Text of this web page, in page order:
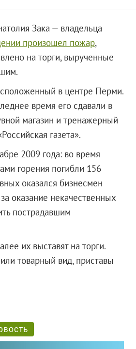
Зака — владельца
произошел пожар,
на торги, вырученные
в центре Перми.
время его сдавали в
магазин и тренажерный
газета».
2009 года: во время
горения погибли 156
оказался бизнесмен
за оказание некачественных
пострадавшим
их выставят на торги.
товарный вид, приставы